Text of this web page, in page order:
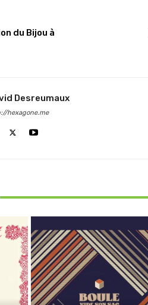
du Bijou à
Desreumaux
hexagone.me